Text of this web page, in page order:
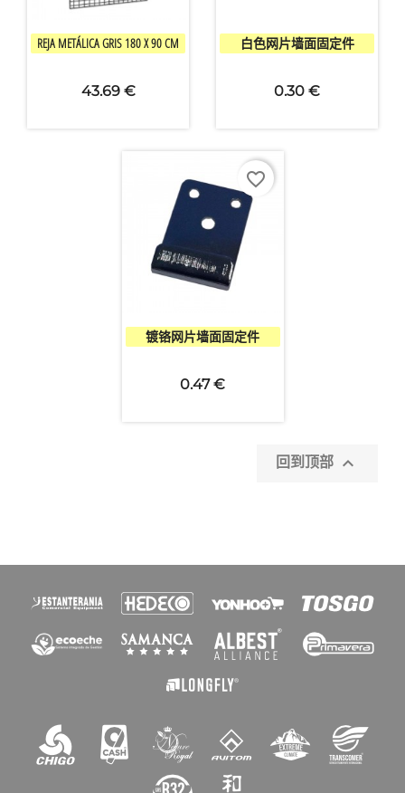
快速查看
REJA METÁLICA GRIS 180 X 90 CM
43.69 €
快速查看
白色网片墙面固定件
0.30 €
快速查看
镀铬网片墙面固定件
0.47 €
favorite_border
回到顶部 
创建心愿单